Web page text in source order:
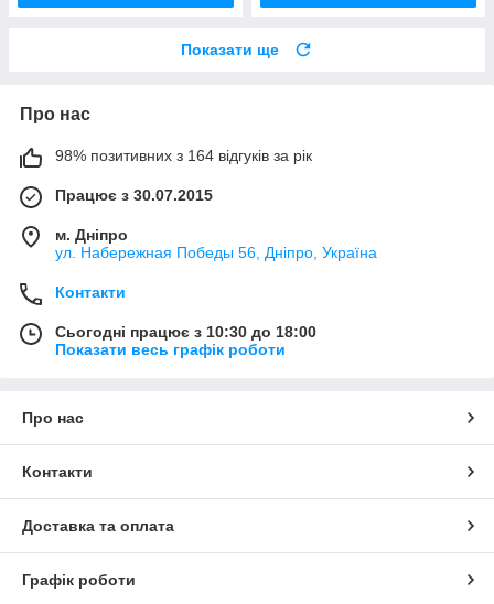
Показати ще
Про нас
98% позитивних з 164 відгуків за рік
Працює з 30.07.2015
м. Дніпро
ул. Набережная Победы 56, Дніпро, Україна
Контакти
Сьогодні працює з 10:30 до 18:00
Показати весь графік роботи
Про нас
Контакти
Доставка та оплата
Графік роботи